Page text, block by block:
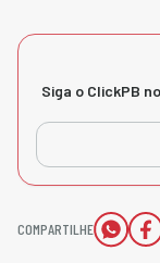
Siga o ClickPB
COMPARTILHE